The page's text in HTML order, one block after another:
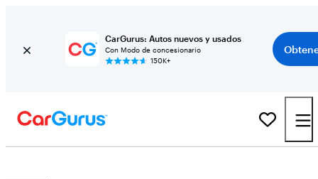
CarGurus: Autos nuevos y usados
Con Modo de concesionario
150K+